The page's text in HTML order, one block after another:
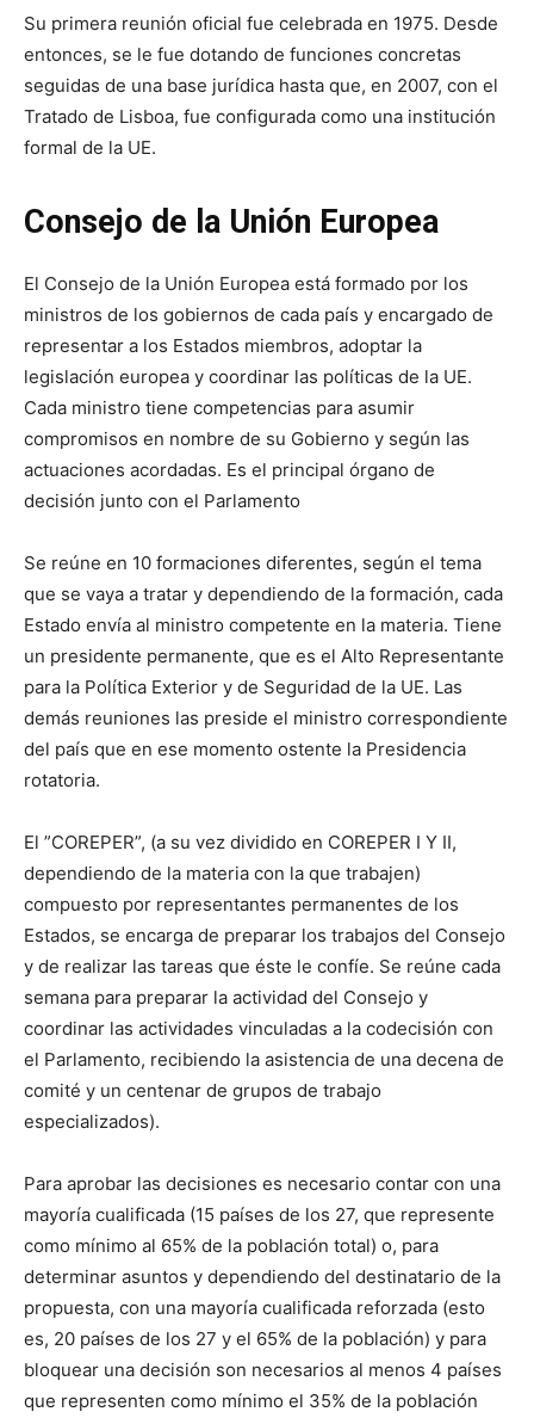
Su primera reunión oficial fue celebrada en 1975. Desde
entonces, se le fue dotando de funciones concretas
seguidas de una base jurídica hasta que, en 2007, con el
Tratado de Lisboa, fue configurada como una institución
formal de la UE.
Consejo de la Unión Europea
El Consejo de la Unión Europea está formado por los
ministros de los gobiernos de cada país y encargado de
representar a los Estados miembros, adoptar la
legislación europea y coordinar las políticas de la UE.
Cada ministro tiene competencias para asumir
compromisos en nombre de su Gobierno y según las
actuaciones acordadas. Es el principal órgano de
decisión junto con el Parlamento
Se reúne en 10 formaciones diferentes, según el tema
que se vaya a tratar y dependiendo de la formación, cada
Estado envía al ministro competente en la materia. Tiene
un presidente permanente, que es el Alto Representante
para la Política Exterior y de Seguridad de la UE. Las
demás reuniones las preside el ministro correspondiente
del país que en ese momento ostente la Presidencia
rotatoria.
El ”COREPER”, (a su vez dividido en COREPER I Y II,
dependiendo de la materia con la que trabajen)
compuesto por representantes permanentes de los
Estados, se encarga de preparar los trabajos del Consejo
y de realizar las tareas que éste le confíe. Se reúne cada
semana para preparar la actividad del Consejo y
coordinar las actividades vinculadas a la codecisión con
el Parlamento, recibiendo la asistencia de una decena de
comité y un centenar de grupos de trabajo
especializados).
Para aprobar las decisiones es necesario contar con una
mayoría cualificada (15 países de los 27, que represente
como mínimo al 65% de la población total) o, para
determinar asuntos y dependiendo del destinatario de la
propuesta, con una mayoría cualificada reforzada (esto
es, 20 países de los 27 y el 65% de la población) y para
bloquear una decisión son necesarios al menos 4 países
que representen como mínimo el 35% de la población